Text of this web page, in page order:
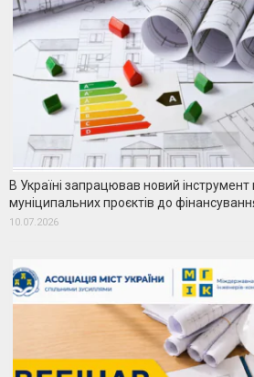
В Україні запрацював новий інструмент
муніципальних проєктів до
10.07.2026